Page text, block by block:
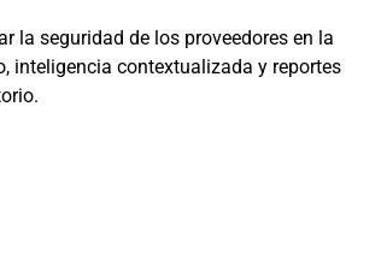
la seguridad de los proveedores en la
inteligencia contextualizada y reportes